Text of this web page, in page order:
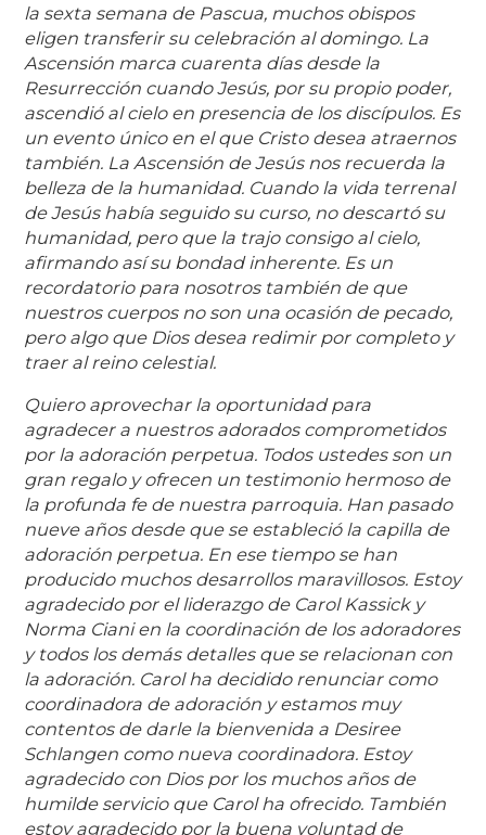
la sexta semana de Pascua, muchos obispos
eligen transferir su celebración al domingo. La
Ascensión marca cuarenta días desde la
Resurrección cuando Jesús, por su propio poder,
ascendió al cielo en presencia de los discípulos. Es
un evento único en el que Cristo desea atraernos
también. La Ascensión de Jesús nos recuerda la
belleza de la humanidad. Cuando la vida terrenal
de Jesús había seguido su curso, no descartó su
humanidad, pero que la trajo consigo al cielo,
afirmando así su bondad inherente. Es un
recordatorio para nosotros también de que
nuestros cuerpos no son una ocasión de pecado,
pero algo que Dios desea redimir por completo y
traer al reino celestial.
Quiero aprovechar la oportunidad para
agradecer a nuestros adorados comprometidos
por la adoración perpetua. Todos ustedes son un
gran regalo y ofrecen un testimonio hermoso de
la profunda fe de nuestra parroquia. Han pasado
nueve años desde que se estableció la capilla de
adoración perpetua. En ese tiempo se han
producido muchos desarrollos maravillosos. Estoy
agradecido por el liderazgo de Carol Kassick y
Norma Ciani en la coordinación de los adoradores
y todos los demás detalles que se relacionan con
la adoración. Carol ha decidido renunciar como
coordinadora de adoración y estamos muy
contentos de darle la bienvenida a Desiree
Schlangen como nueva coordinadora. Estoy
agradecido con Dios por los muchos años de
humilde servicio que Carol ha ofrecido. También
estoy agradecido por la buena voluntad de